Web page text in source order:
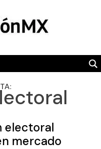
electoral
mercado